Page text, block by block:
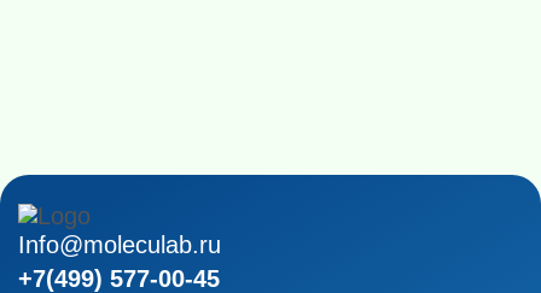
Info@moleculab.ru
+7(499) 577-00-45